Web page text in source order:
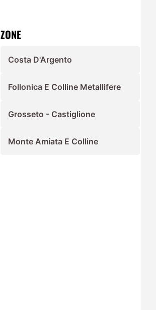
ZONE
Costa D'Argento
Follonica E Colline Metallifere
Grosseto - Castiglione
Monte Amiata E Colline